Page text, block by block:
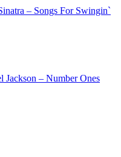
– Songs For Swingin`
– Number Ones